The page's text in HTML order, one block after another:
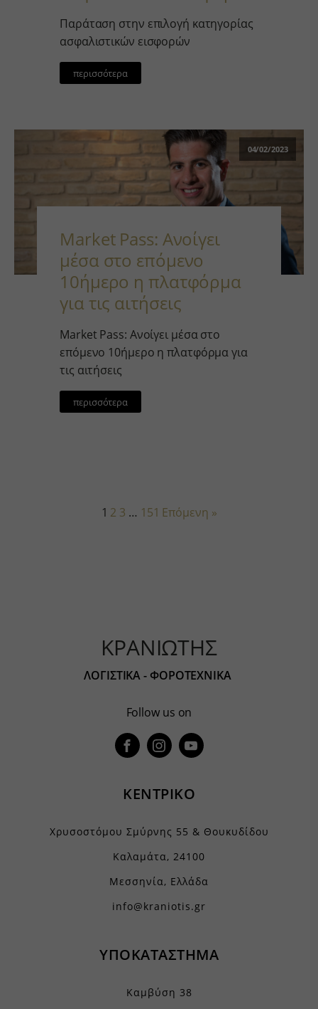
Παράταση στην επιλογή κατηγορίας
ασφαλιστικών εισφορών
περισσότερα
04/02/2023
Market Pass: Ανοίγει
μέσα στο επόμενο
10ήμερο η πλατφόρμα
για τις αιτήσεις
Market Pass: Ανοίγει μέσα στο
επόμενο 10ήμερο η πλατφόρμα για
τις αιτήσεις
περισσότερα
1 2 3 … 151 Επόμενη »
ΚΡΑΝΙΩΤΗΣ
ΛΟΓΙΣΤΙΚΑ - ΦΟΡΟΤΕΧΝΙΚΑ
Follow us on
ΚΕΝΤΡΙΚΟ
Χρυσοστόμου Σμύρνης 55 & Θουκυδίδου
Καλαμάτα, 24100
Μεσσηνία, Ελλάδα
info@kraniotis.gr
ΥΠΟΚΑΤΑΣΤΗΜΑ
Καμβύση 38
kraniotis.gr
o197999.ingest.sentry.io